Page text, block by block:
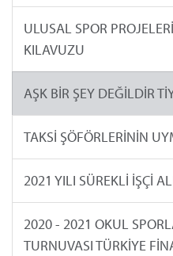
ULUSAL SPOR
KILAVUZU
AŞK BİR ŞEY DEĞİLDİR
TAKSİ ŞÖFÖRLERİNİN
2021 YILI SÜREKLİ İŞÇİ
2020 - 2021 OKUL
TURNUVASI TÜRKİYE